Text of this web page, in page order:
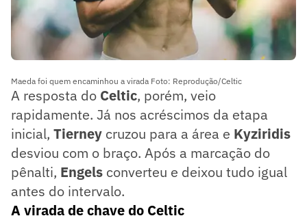
Maeda foi quem encaminhou a virada Foto: Reprodução/Celtic
A resposta do Celtic, porém, veio
rapidamente. Já nos acréscimos da etapa
inicial, Tierney cruzou para a área e Kyziridis
desviou com o braço. Após a marcação do
pênalti, Engels converteu e deixou tudo igual
antes do intervalo.
A virada de chave do Celtic